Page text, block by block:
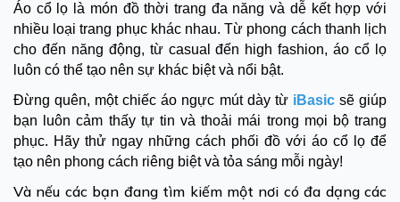
Áo cổ lọ là món đồ thời trang đa năng và dễ kết hợp với
nhiều loại trang phục khác nhau. Từ phong cách thanh lịch
cho đến năng động, từ casual đến high fashion, áo cổ lọ
luôn có thể tạo nên sự khác biệt và nổi bật.
Đừng quên, một chiếc áo ngực mút dày từ iBasicsẽ giúp
bạn luôn cảm thấy tự tin và thoải mái trong mọi bộ trang
phục. Hãy thử ngay những cách phối đồ với áo cổ lọ để
tạo nên phong cách riêng biệt và tỏa sáng mỗi ngày!
Và nếu các bạn đang tìm kiếm một nơi có đa dạng các